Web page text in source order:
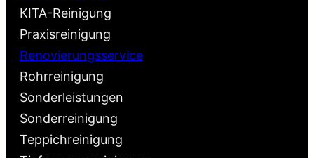
KITA-Reinigung
Praxisreinigung
Renovierungsservice
Rohrreinigung
Sonderleistungen
Sonderreinigung
Teppichreinigung